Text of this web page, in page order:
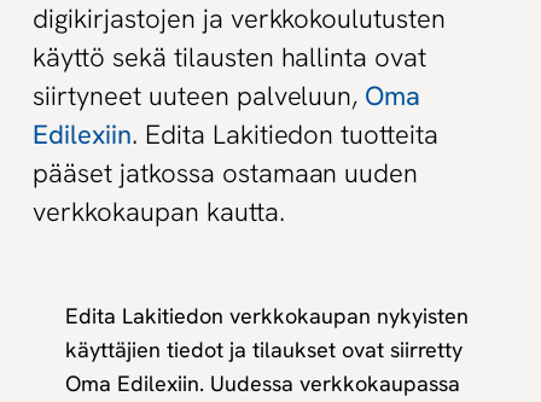
digikirjastojen ja verkkokoulutusten
käyttö sekä tilausten hallinta ovat
siirtyneet uuteen palveluun, Oma
Edilexiin. Edita Lakitiedon tuotteita
pääset jatkossa ostamaan uuden
verkkokaupan kautta.
Edita Lakitiedon verkkokaupan nykyisten
käyttäjien tiedot ja tilaukset ovat siirretty
Oma Edilexiin. Uudessa verkkokaupassa